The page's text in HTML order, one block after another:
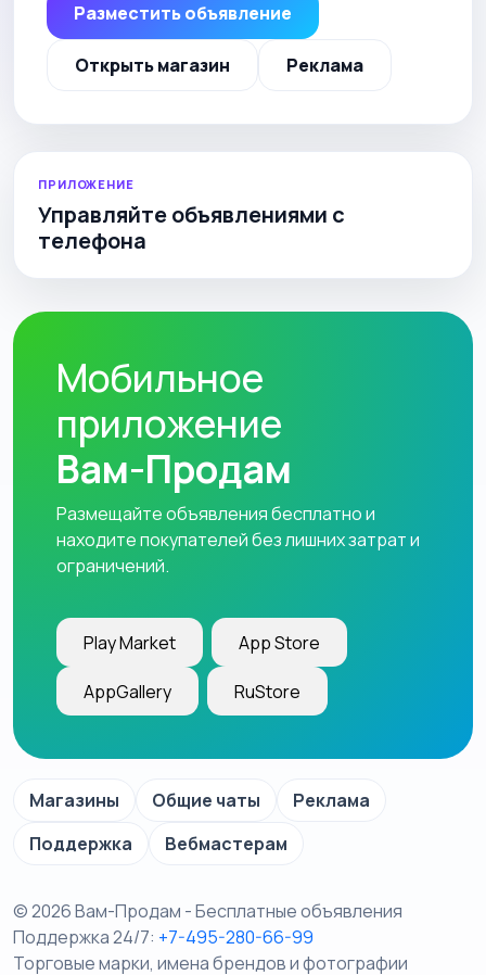
Разместить объявление
Открыть магазин Реклама
ПРИЛОЖЕНИЕ
Управляйте объявлениями с
телефона
Мобильное
приложение
Вам-Продам
Размещайте объявления бесплатно и
находите покупателей без лишних затрат и
ограничений.
Play Market App Store
AppGallery RuStore
Магазины Общие чаты
Реклама
Поддержка
Вебмастерам
© 2026 Вам-Продам - Бесплатные объявления
Поддержка 24/7: +7-495-280-66-99
Торговые марки, имена брендов и фотографии